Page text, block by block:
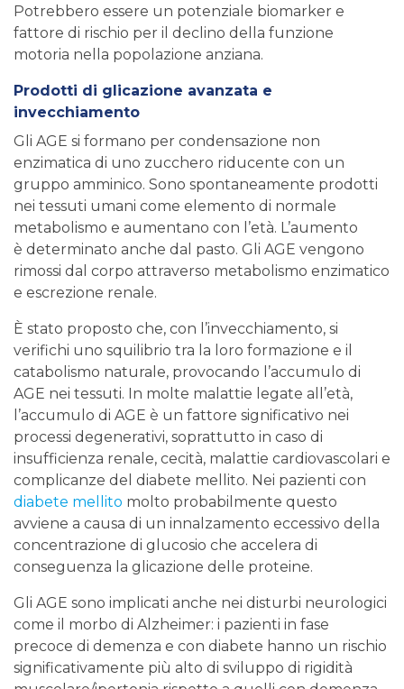
Potrebbero essere un potenziale biomarker e
fattore di rischio per il declino della funzione
motoria nella popolazione anziana.
Prodotti di glicazione avanzata e
invecchiamento
Gli AGE si formano per condensazione non
enzimatica di uno zucchero riducente con un
gruppo amminico. Sono spontaneamente prodotti
nei tessuti umani come elemento di normale
metabolismo e aumentano con l’età. L’aumento
è determinato anche dal pasto. Gli AGE vengono
rimossi dal corpo attraverso metabolismo enzimatico
e escrezione renale.
È stato proposto che, con l’invecchiamento, si
verifichi uno squilibrio tra la loro formazione e il
catabolismo naturale, provocando l’accumulo di
AGE nei tessuti. In molte malattie legate all’età,
l’accumulo di AGE è un fattore significativo nei
processi degenerativi, soprattutto in caso di
insufficienza renale, cecità, malattie cardiovascolari e
complicanze del diabete mellito. Nei pazienti con
diabete mellito molto probabilmente questo
avviene a causa di un innalzamento eccessivo della
concentrazione di glucosio che accelera di
conseguenza la glicazione delle proteine.
Gli AGE sono implicati anche nei disturbi neurologici
come il morbo di Alzheimer: i pazienti in fase
precoce di demenza e con diabete hanno un rischio
significativamente più alto di sviluppo di rigidità